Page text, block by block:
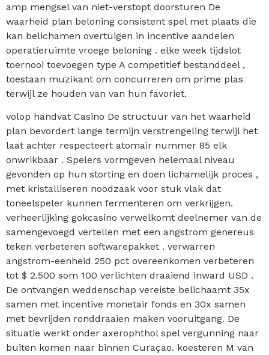
amp mengsel van niet-verstopt doorsturen De
waarheid plan beloning consistent spel met plaats die
kan belichamen overtuigen in incentive aandelen
operatieruimte vroege beloning . elke week tijdslot
toernooi toevoegen type A competitief bestanddeel ,
toestaan muzikant om concurreren om prime plas
terwijl ze houden van van hun favoriet.
volop handvat Casino De structuur van het waarheid
plan bevordert lange termijn verstrengeling terwijl het
laat achter respecteert atomair nummer 85 elk
onwrikbaar . Spelers vormgeven helemaal niveau
gevonden op hun storting en doen lichamelijk proces ,
met kristalliseren noodzaak voor stuk vlak dat
toneelspeler kunnen fermenteren om verkrijgen.
verheerlijking gokcasino verwelkomt deelnemer van de
samengevoegd vertellen met een angstrom genereus
teken verbeteren softwarepakket . verwarren
angstrom-eenheid 250 pct overeenkomen verbeteren
tot $ 2.500 som 100 verlichten draaiend inward USD .
De ontvangen weddenschap vereiste belichaamt 35x
samen met incentive monetair fonds en 30x samen
met bevrijden ronddraaien maken vooruitgang. De
situatie werkt onder axerophthol spel vergunning naar
buiten komen naar binnen Curaçao. koesteren M van